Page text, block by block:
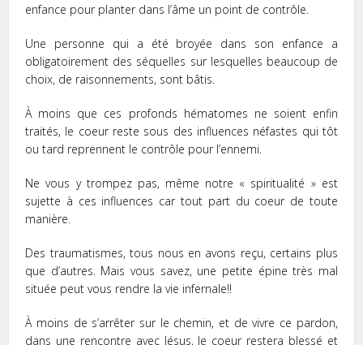
enfance pour planter dans l’âme un point de contrôle.
Une personne qui a été broyée dans son enfance a
obligatoirement des séquelles sur lesquelles beaucoup de
choix, de raisonnements, sont bâtis.
À moins que ces profonds hématomes ne soient enfin
traités, le coeur reste sous des influences néfastes qui tôt
ou tard reprennent le contrôle pour l’ennemi.
Ne vous y trompez pas, même notre « spiritualité » est
sujette à ces influences car tout part du coeur de toute
manière.
Des traumatismes, tous nous en avons reçu, certains plus
que d’autres. Mais vous savez, une petite épine très mal
située peut vous rendre la vie infernale!!
À moins de s’arrêter sur le chemin, et de vivre ce pardon,
dans une rencontre avec Jésus, le coeur restera blessé et